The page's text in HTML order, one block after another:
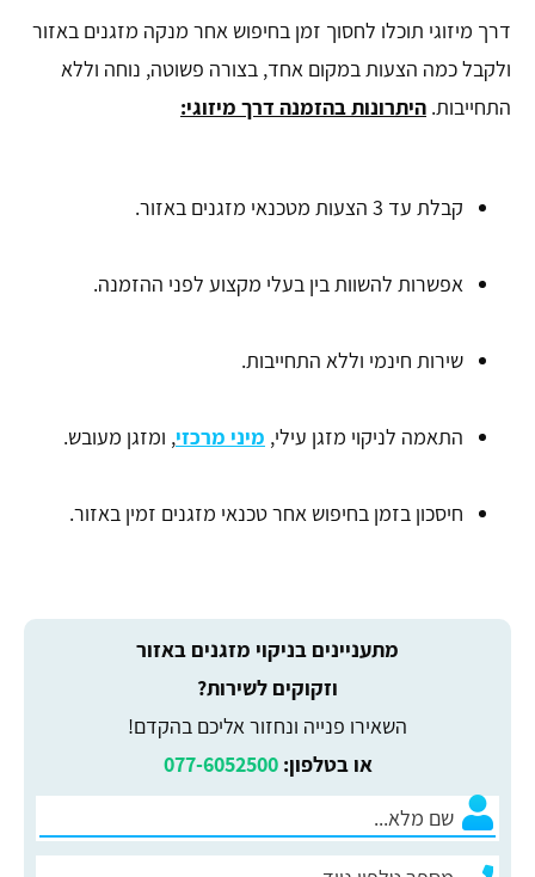
דרך מיזוגי תוכלו לחסוך זמן בחיפוש אחר מנקה מזגנים באזור
ולקבל כמה הצעות במקום אחד, בצורה פשוטה, נוחה וללא
התחייבות. היתרונות בהזמנה דרך מיזוגי:
קבלת עד 3 הצעות מטכנאי מזגנים באזור.
אפשרות להשוות בין בעלי מקצוע לפני ההזמנה.
שירות חינמי וללא התחייבות.
התאמה לניקוי מזגן עילי, מיני מרכזי, ומזגן מעובש.
חיסכון בזמן בחיפוש אחר טכנאי מזגנים זמין באזור.
מתעניינים בניקוי מזגנים באזור
וזקוקים לשירות?
השאירו פנייה ונחזור אליכם בהקדם!
או בטלפון:077-6052500